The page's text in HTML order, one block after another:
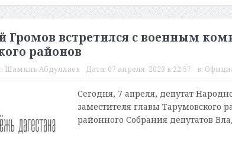
Громов встретился с военным
районов
Шамиль Абдуллаев Дата: 07 апреля, 2023 в 22:57 в:
Сегодня, 7 апреля, депутат
заместителя главы Тарумовского
районного Собрания депутатов